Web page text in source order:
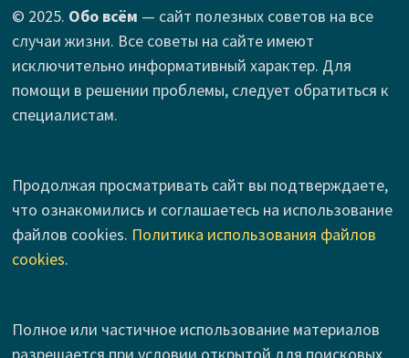
© 2025. Обо всём — сайт полезных советов на все
случаи жизни. Все советы на сайте имеют
исключительно информативный характер. Для
помощи в решении проблемы, следует обратиться к
специалистам.
Продолжая просматривать сайт вы подтверждаете,
что ознакомились и соглашаетесь на использование
файлов cookies. Политика использования файлов
cookies.
Полное или частичное использование материалов
разрешается при условии открытой для поисковых